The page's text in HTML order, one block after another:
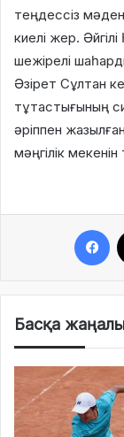
теңдессіз
киелі жер.
шежірелі
Әзірет Сұлтан
тұтастығының
әріппен
мәңгілік
Басқа